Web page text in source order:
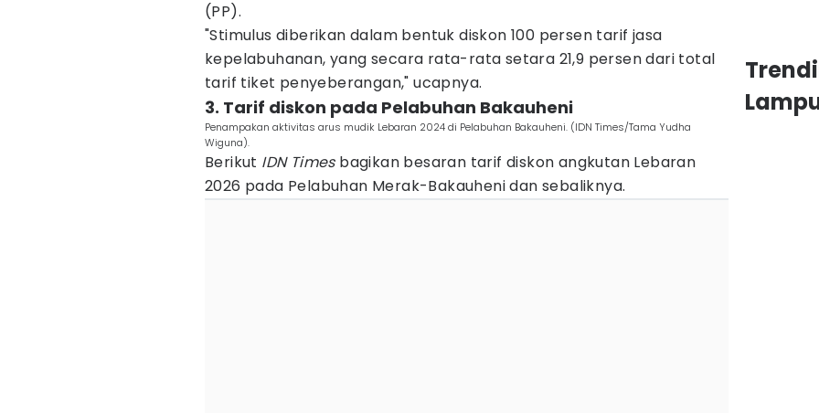
(PP).
"Stimulus diberikan dalam bentuk diskon 100 persen tarif jasa
kepelabuhanan, yang secara rata-rata setara 21,9 persen dari total
tarif tiket penyeberangan," ucapnya.
3. Tarif diskon pada Pelabuhan Bakauheni
Penampakan aktivitas arus mudik Lebaran 2024 di Pelabuhan Bakauheni. (IDN Times/Tama Yudha
Wiguna).
Berikut IDN Times bagikan besaran tarif diskon angkutan Lebaran
2026 pada Pelabuhan Merak-Bakauheni dan sebaliknya.